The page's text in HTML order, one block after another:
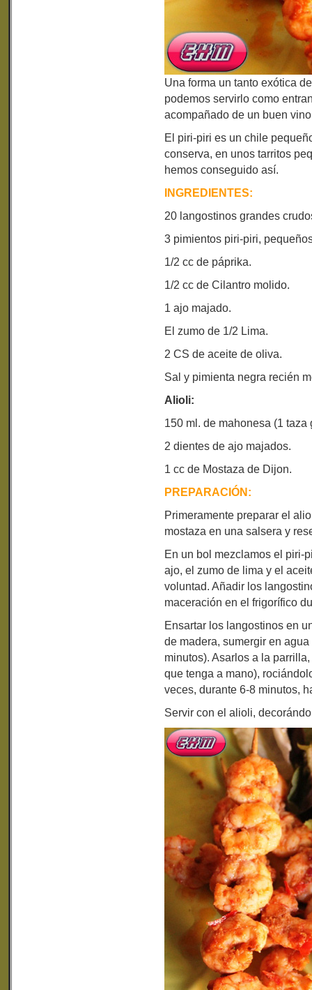
Una forma un tanto exótica
podemos servirlo como
acompañado de un buen
El piri-piri es un chile
conserva, en unos tarritos
hemos conseguido así.
INGREDIENTES:
20 langostinos grandes
3 pimientos piri-piri,
1/2 cc de páprika.
1/2 cc de Cilantro molido.
1 ajo majado.
El zumo de 1/2 Lima.
2 CS de aceite de oliva.
Sal y pimienta negra recién
Alioli:
150 ml. de mahonesa (1 taza
2 dientes de ajo majados.
1 cc de Mostaza de Dijon.
PREPARACIÓN:
Primeramente preparar el
mostaza en una salsera y
En un bol mezclamos el piri-
ajo, el zumo de lima y el
voluntad. Añadir los
maceración en el frigorífico
Ensartar los langostinos en
de madera, sumergir en
minutos). Asarlos a la
que tenga a mano),
veces, durante 6-8 minutos,
Servir con el alioli,